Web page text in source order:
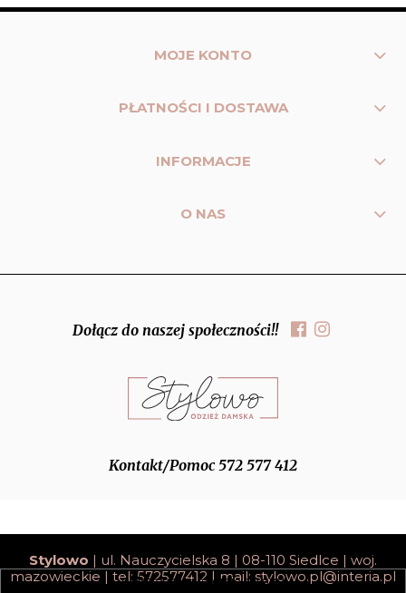
MOJE KONTO
PŁATNOŚCI I DOSTAWA
INFORMACJE
O NAS
Dołącz do naszej społeczności!!
Kontakt/Pomoc 572 577 412
Stylowo | ul. Nauczycielska 8 | 08-110 Siedlce | woj.
mazowieckie | tel: 572577412 | mail: stylowo.pl@interia.pl
pokaż pełną wersję strony